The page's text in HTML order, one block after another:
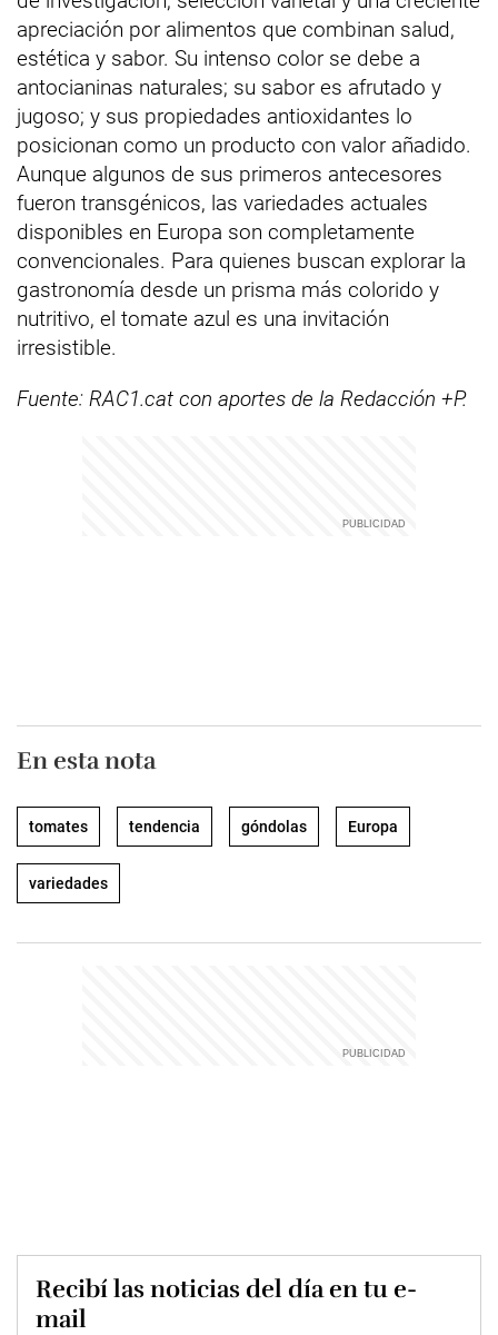
apreciación por alimentos que combinan salud,
estética y sabor. Su intenso color se debe a
antocianinas naturales; su sabor es afrutado y
jugoso; y sus propiedades antioxidantes lo
posicionan como un producto con valor añadido.
Aunque algunos de sus primeros antecesores
fueron transgénicos, las variedades actuales
disponibles en Europa son completamente
convencionales. Para quienes buscan explorar la
gastronomía desde un prisma más colorido y
nutritivo, el tomate azul es una invitación
irresistible.
Fuente: RAC1.cat con aportes de la Redacción +P.
En esta nota
tomates tendencia góndolas Europa
variedades
Recibí las noticias del día en tu e-
mail